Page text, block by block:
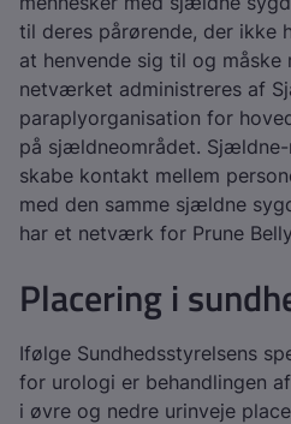
til deres pårørende, der ikke
at henvende sig til og
netværket administreres af
paraplyorganisation for
på sjældneområdet.
skabe kontakt mellem
med den samme sjældne
har et netværk for Prune
Placering i
Ifølge Sundhedsstyrelsens
for urologi er behandlingen
i øvre og nedre urinveje